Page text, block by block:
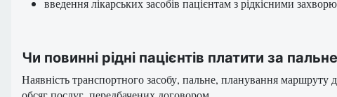
введення лікарських засобів пацієнтам з рідкісними
Чи повинні рідні пацієнтів платити за
Наявність транспортного засобу, пальне, планування маршруту